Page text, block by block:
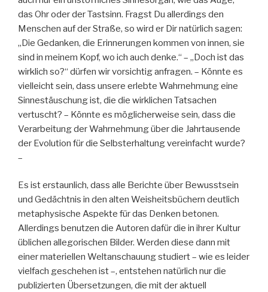
das Ohr oder der Tastsinn. Fragst Du allerdings den
Menschen auf der Straße, so wird er Dir natürlich sagen:
„Die Gedanken, die Erinnerungen kommen von innen, sie
sind in meinem Kopf, wo ich auch denke.“ – „Doch ist das
wirklich so?“ dürfen wir vorsichtig anfragen. – Könnte es
vielleicht sein, dass unsere erlebte Wahrnehmung eine
Sinnestäuschung ist, die die wirklichen Tatsachen
vertuscht? – Könnte es möglicherweise sein, dass die
Verarbeitung der Wahrnehmung über die Jahrtausende
der Evolution für die Selbsterhaltung vereinfacht wurde?
–
Es ist erstaunlich, dass alle Berichte über Bewusstsein
und Gedächtnis in den alten Weisheitsbüchern deutlich
metaphysische Aspekte für das Denken betonen.
Allerdings benutzen die Autoren dafür die in ihrer Kultur
üblichen allegorischen Bilder. Werden diese dann mit
einer materiellen Weltanschauung studiert – wie es leider
vielfach geschehen ist –, entstehen natürlich nur die
publizierten Übersetzungen, die mit der aktuell